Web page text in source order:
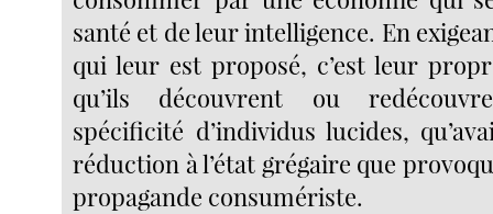
santé et de leur intelligence. En
qui leur est proposé, c’est leur
qu’ils découvrent ou
spécificité d’individus lucides,
réduction à l’état grégaire que
propagande consumériste.